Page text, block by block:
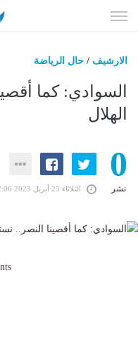
الى
الارشيف / حال الرياضة
السوادي: كما
الهلال
0
نشر الثلاثاء 25 أبريل 2023 12:06 صباحاً